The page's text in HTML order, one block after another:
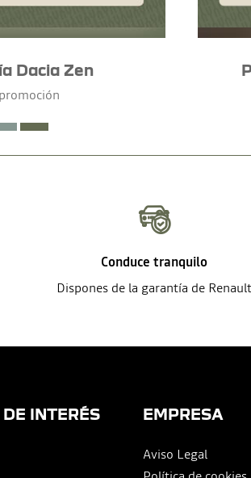
Dacia Zen
Conduce tranquilo
Dispones de la garantía de Renault
INTERÉS EMPRESA
Aviso Legal